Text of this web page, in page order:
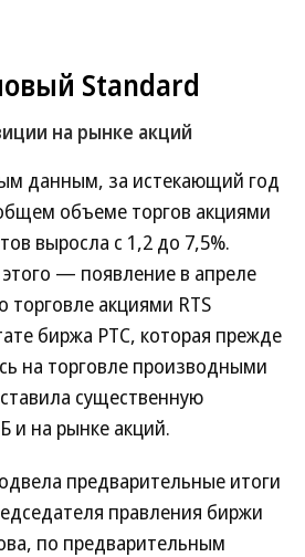
Standard
на рынке акций
данным, за истекающий год
объеме торгов акциями
выросла с 1,2 до 7,5%.
— появление в апреле
акциями RTS
биржа РТС, которая прежде
на торговле производными
существенную
на рынке акций.
предварительные итоги
правления биржи
по предварительным